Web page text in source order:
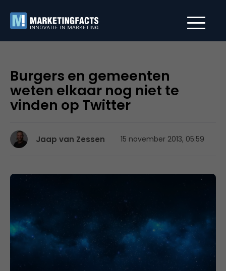
Burgers en gemeenten
weten elkaar nog niet te
vinden op Twitter
Jaap van Zessen 15 november 2013, 05:59